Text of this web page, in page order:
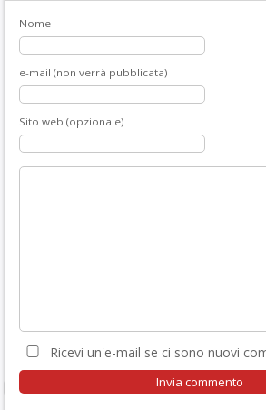
Nome
e-mail (non verrà pubblicata)
Sito web (opzionale)
Ricevi un'e-mail se ci sono nuovi